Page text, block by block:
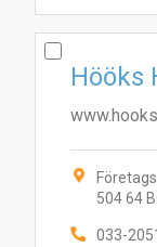
Hööks
504 64
033-